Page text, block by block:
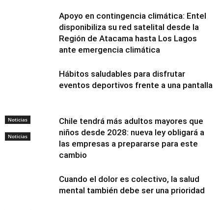
Noticias
Apoyo en contingencia climática: Entel
disponibiliza su red satelital desde la
Región de Atacama hasta Los Lagos
ante emergencia climática
Noticias
Hábitos saludables para disfrutar
eventos deportivos frente a una pantalla
Chile tendrá más adultos mayores que
niños desde 2028: nueva ley obligará a
las empresas a prepararse para este
cambio
Cuando el dolor es colectivo, la salud
mental también debe ser una prioridad